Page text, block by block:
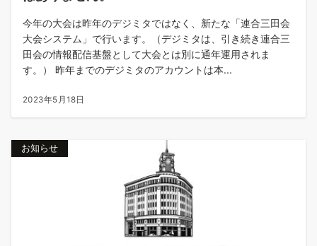
今年の大会は昨年のデジミタではなく、新たな「連合三田会
大会システム」で行います。（デジミタは、引き続き連合三
田会の情報配信基盤として大会とは別に通年運用されま
す。） 昨年までのデジミタのアカウントは本...
2023年5月18日
お知らせ